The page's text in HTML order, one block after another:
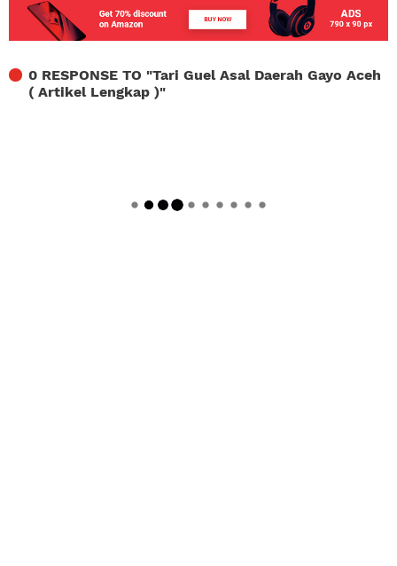
0 RESPONSE TO "Tari Guel Asal Daerah Gayo Aceh
( Artikel Lengkap )"